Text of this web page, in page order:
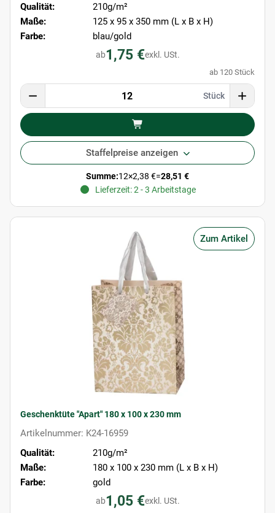
Qualität:
210g/m²
Maße:
125 x 95 x 350 mm (L x B x H)
Farbe:
blau/gold
ab1,75 €exkl. USt.
ab 120 Stück
Stück
Staffelpreise anzeigen
Summe:12×2,38 €=28,51 €
Lieferzeit: 2 - 3 Arbeitstage
Zum Artikel
Geschenktüte "Apart" 180 x 100 x 230 mm
Artikelnummer: K24-16959
Qualität:
210g/m²
Maße:
180 x 100 x 230 mm (L x B x H)
Farbe:
gold
ab1,05 €exkl. USt.